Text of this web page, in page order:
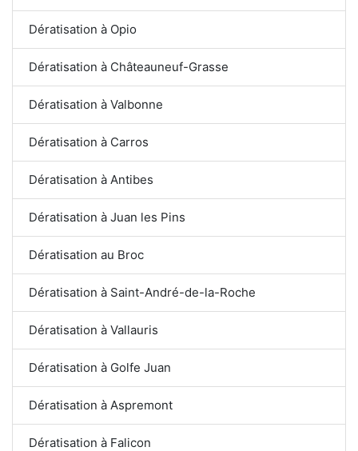
Dératisation à Opio
Dératisation à Châteauneuf-Grasse
Dératisation à Valbonne
Dératisation à Carros
Dératisation à Antibes
Dératisation à Juan les Pins
Dératisation au Broc
Dératisation à Saint-André-de-la-Roche
Dératisation à Vallauris
Dératisation à Golfe Juan
Dératisation à Aspremont
Dératisation à Falicon